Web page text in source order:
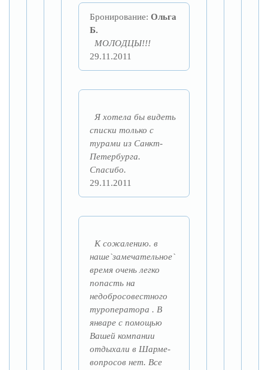
Бронирование: Ольга
Б.
МОЛОДЦЫ!!!
29.11.2011
Я хотела бы видеть
списки только с
турами из Санкт-
Петербурга.
Спасибо.
29.11.2011
К сожалению. в
наше`замечательное`
время очень легко
попасть на
недобросовестного
туроператора . В
январе с помощью
Вашей компании
отдыхали в Шарме-
вопросов нет. Все